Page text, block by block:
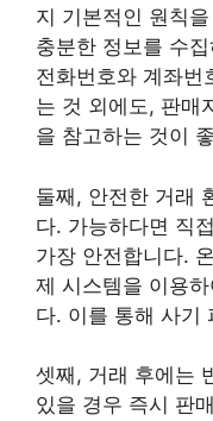
지 기본적인 원칙
충분한 정보를 수
전화번호와 계좌번
는 것 외에도, 판매
을 참고하는 것이
둘째, 안전한 거래
다. 가능하다면 직
가장 안전합니다.
제 시스템을 이용
다. 이를 통해 사기
셋째, 거래 후에는
있을 경우 즉시 판